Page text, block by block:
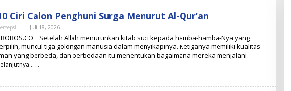
Ciri Calon Penghuni Surga Menurut Al-Qur’an
| Juli 18, 2026
E
H
T
D
| Setelah Allah menurunkan kitab suci kepada hamba-hamba-Nya yang
muncul tiga golongan manusia dalam menyikapinya. Ketiganya memiliki kualitas
yang berbeda, dan perbedaan itu menentukan bagaimana mereka menjalani